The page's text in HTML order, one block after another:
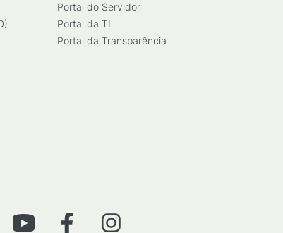
Portal do Servidor
Portal da TI
Portal da Transparência